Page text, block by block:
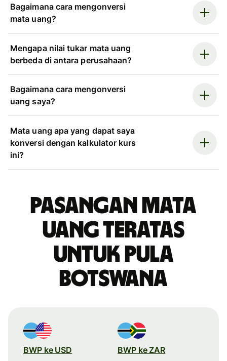
Bagaimana cara mengonversi
mata uang?
Mengapa nilai tukar mata uang
berbeda di antara perusahaan?
Bagaimana cara mengonversi
uang saya?
Mata uang apa yang dapat saya
konversi dengan kalkulator kurs
ini?
Pasangan mata
uang teratas
untuk pula
Botswana
BWP ke USD BWP ke ZAR